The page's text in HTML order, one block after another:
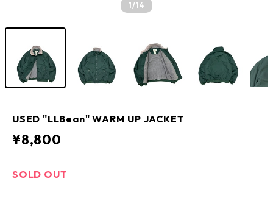
1/14
USED "LLBean" WARM UP JACKET
¥8,800
SOLD OUT